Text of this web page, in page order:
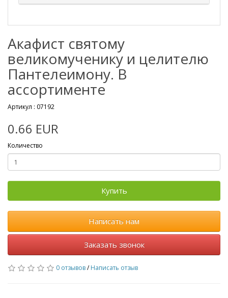
Акафист святому
великомученику и целителю
Пантелеимону. В
ассортименте
Артикул : 07192
0.66 EUR
Количество
Купить
Написать нам
Заказать звонок
0 отзывов/Написать отзыв